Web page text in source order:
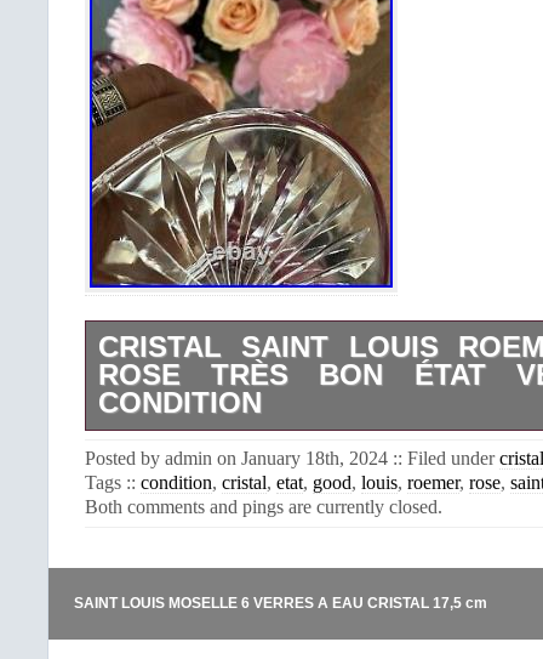
CRISTAL SAINT LOUIS
ROSE TRÈS BON ÉTAT
CONDITION
soldats britanniques. A la table
britanniques, ce 21 juillet 1938,
disposés devant chaque convive.
Posted by admin on January 18th, 2024 :: Filed undercristal
Tags :: condition, cristal, etat, good, louis, roemer, rose,
Both comments and pings are currently closed.
SAINT LOUIS MOSELLE 6 VERRES A EAU CRISTAL 17,5 cm